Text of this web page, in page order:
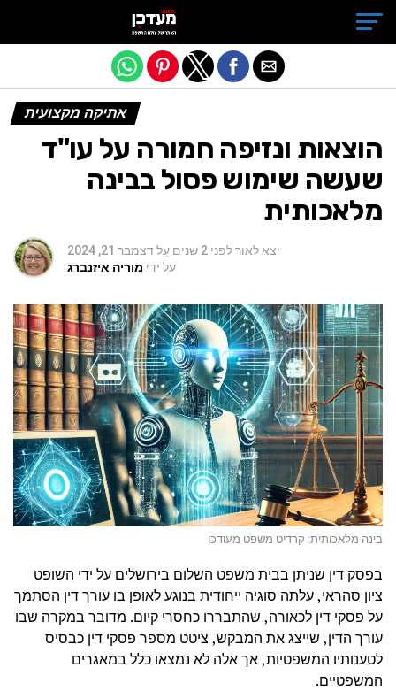
אתיקה מקצועית
הוצאות ונזיפה חמורה על עו"ד
שעשה שימוש פסול בבינה
מלאכותית
יצא לאורלפני 2 שנים עַלדצמבר 21, 2024
על ידי מוריה איזנברג
בינה מלאכותית: קרדיט משפט מעודכן
בפסק דין שניתן בבית משפט השלום בירושלים על ידי השופט
ציון סהראי, עלתה סוגיה ייחודית בנוגע לאופן בו עורך דין הסתמך
על פסקי דין לכאורה, שהתבררו כחסרי קיום. מדובר במקרה שבו
עורך הדין, שייצג את המבקש, ציטט מספר פסקי דין כבסיס
לטענותיו המשפטיות, אך אלה לא נמצאו כלל במאגרים
המשפטיים.
Exit mobile version